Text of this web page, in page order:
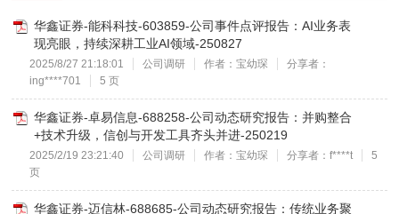
华鑫证券-能科科技-603859-公司事件点评报告：AI业务表
现亮眼，持续深耕工业AI领域-250827
2025/8/27 21:18:01 公司调研 作者：宝幼琛
分享者：
ing****701
5 页
华鑫证券-卓易信息-688258-公司动态研究报告：并购整合
+技术升级，信创与开发工具齐头并进-250219
2025/2/19 23:21:40 公司调研 作者：宝幼琛 分享者：f****t
5
页
华鑫证券-迈信林-688685-公司动态研究报告：传统业务聚